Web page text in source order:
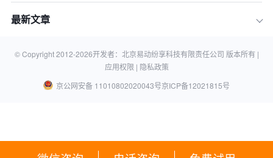
最新文章
© Copyright 2012-2026开发者：北京易动纷享科技有限责任公司 版本所有 |
应用权限 | 隐私政策
京公网安备 11010802020043号京ICP备12021815号